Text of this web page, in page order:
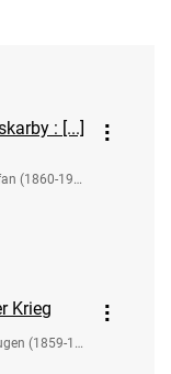
: [...]
(1860-191
Krieg
(1859-19